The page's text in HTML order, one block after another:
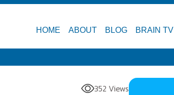
HOME ABOUT BLOG BRAIN TV
352 Views